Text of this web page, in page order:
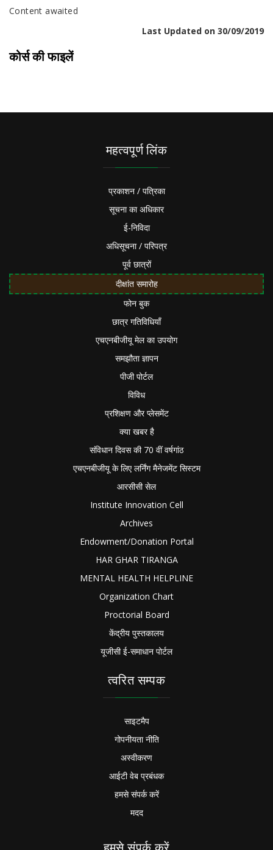
Content awaited
Last Updated on 30/09/2019
कोर्स की फाइलें
महत्वपूर्ण लिंक
प्रकाशन / पत्रिका
सूचना का अधिकार
ई-निविदा
अधिसूचना / परिपत्र
पूर्व छात्रों
दीक्षांत समारोह
फोन बुक
छात्र गतिविधियाँ
एचएनबीजीयू मेल का उपयोग
समझौता ज्ञापन
पीजी पोर्टल
विविध
प्रशिक्षण और प्लेसमेंट
क्या खबर है
संविधान दिवस की 70 वीं वर्षगांठ
एचएनबीजीयू के लिए लर्निंग मैनेजमेंट सिस्टम
आरसीसी सेल
Institute Innovation Cell
Archives
Endowment/Donation Portal
HAR GHAR TIRANGA
MENTAL HEALTH HELPLINE
Organization Chart
Proctorial Board
केंद्रीय पुस्तकालय
यूजीसी ई-समाधान पोर्टल
त्वरित सम्पक
साइटमैप
गोपनीयता नीति
अस्वीकरण
आईटी वेब प्रबंधक
हमसे संपर्क करें
मदद